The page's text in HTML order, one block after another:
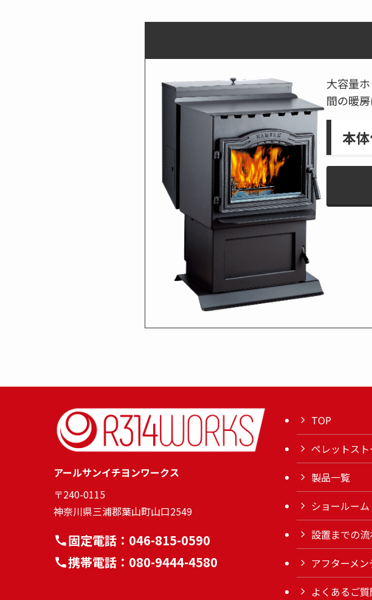
大容量
間の暖房
本
アールサンイチヨンワークス
〒240-0115
神奈川県三浦郡葉山町山口2549
固定電話： 046-815-0590
携帯電話： 080-9444-4580
TOP
ペレットス
製品一覧
ショールーム
設置までの
アフターメ
よくあるご質